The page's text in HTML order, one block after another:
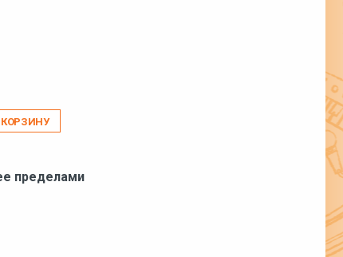
КОРЗИНУ
пределами